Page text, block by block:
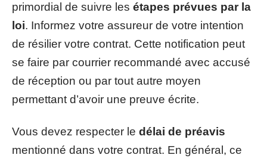
primordial de suivre les étapes prévues par la
loi. Informez votre assureur de votre intention
de résilier votre contrat. Cette notification peut
se faire par courrier recommandé avec accusé
de réception ou par tout autre moyen
permettant d’avoir une preuve écrite.
Vous devez respecter le délai de préavis
mentionné dans votre contrat. En général, ce